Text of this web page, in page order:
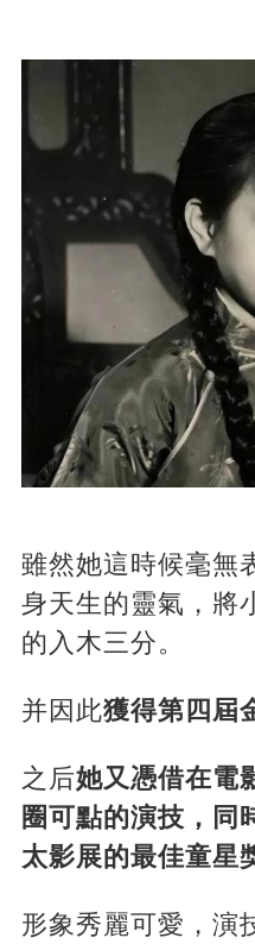
雖然她這時候毫無
身天生的靈氣，將
的入木三分。
并因此獲得第四屆
之后她又憑借在電
圈可點的演技，同
太影展的最佳童星
形象秀麗可愛，演